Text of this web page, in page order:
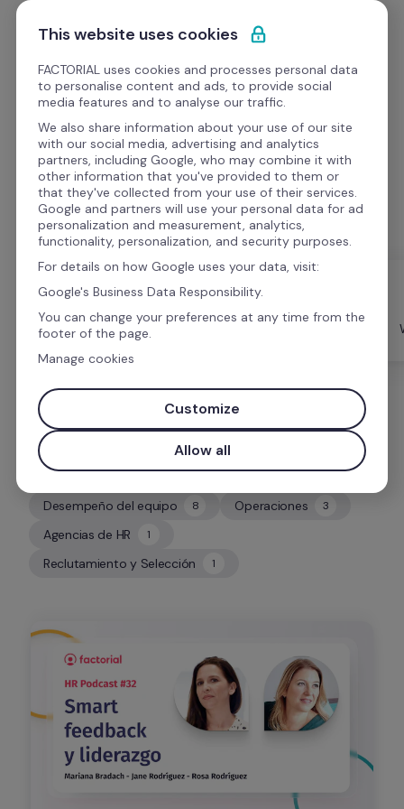
Ir al contenido
Empieza gratis
Podcast
Un podcast para liderar el futuro del trabajo con
equipos de alto rendimiento.
Todo
Desempeño del equipo 8
8 Operaciones 3
3
Agencias de HR 1
1
Reclutamiento y Selección 1
1
This website uses cookies
FACTORIAL uses cookies and processes personal data
to personalise content and ads, to provide social
media features and to analyse our traffic.
We also share information about your use of our site
with our social media, advertising and analytics
partners, including Google, who may combine it with
other information that you've provided to them or
that they've collected from your use of their services.
Google and partners will use your personal data for ad
personalization and measurement, analytics,
functionality, personalization, and security purposes.
For details on how Google uses your data, visit:
Google's Business Data Responsibility.
You can change your preferences at any time from the
footer of the page.
Manage cookies
Customize
Allow all